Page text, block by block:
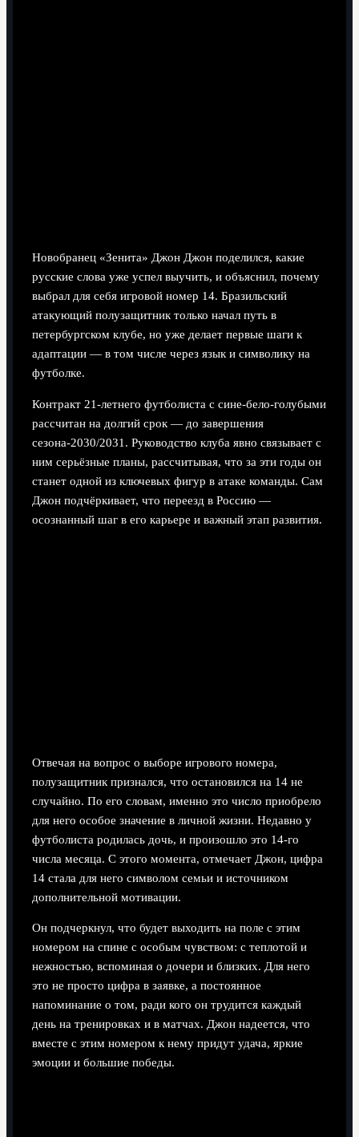
Новобранец «Зенита» Джон Джон поделился, какие
русские слова уже успел выучить, и объяснил, почему
выбрал для себя игровой номер 14. Бразильский
атакующий полузащитник только начал путь в
петербургском клубе, но уже делает первые шаги к
адаптации — в том числе через язык и символику на
футболке.
Контракт 21-летнего футболиста с сине-бело-голубыми
рассчитан на долгий срок — до завершения
сезона-2030/2031. Руководство клуба явно связывает с
ним серьёзные планы, рассчитывая, что за эти годы он
станет одной из ключевых фигур в атаке команды. Сам
Джон подчёркивает, что переезд в Россию —
осознанный шаг в его карьере и важный этап развития.
Отвечая на вопрос о выборе игрового номера,
полузащитник признался, что остановился на 14 не
случайно. По его словам, именно это число приобрело
для него особое значение в личной жизни. Недавно у
футболиста родилась дочь, и произошло это 14-го
числа месяца. С этого момента, отмечает Джон, цифра
14 стала для него символом семьи и источником
дополнительной мотивации.
Он подчеркнул, что будет выходить на поле с этим
номером на спине с особым чувством: с теплотой и
нежностью, вспоминая о дочери и близких. Для него
это не просто цифра в заявке, а постоянное
напоминание о том, ради кого он трудится каждый
день на тренировках и в матчах. Джон надеется, что
вместе с этим номером к нему придут удача, яркие
эмоции и большие победы.